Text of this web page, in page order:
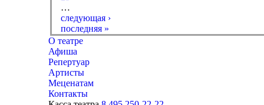
…
следующая ›
последняя »
О театре
Афиша
Репертуар
Артисты
Меценатам
Контакты